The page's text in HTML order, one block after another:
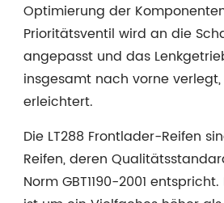
Optimierung der
Prioritätsventil wird an die
angepasst und das
insgesamt nach vorne
erleichtert.
Die LT288 Frontlader-Reifen
Reifen, deren
Norm GBT1190-2001